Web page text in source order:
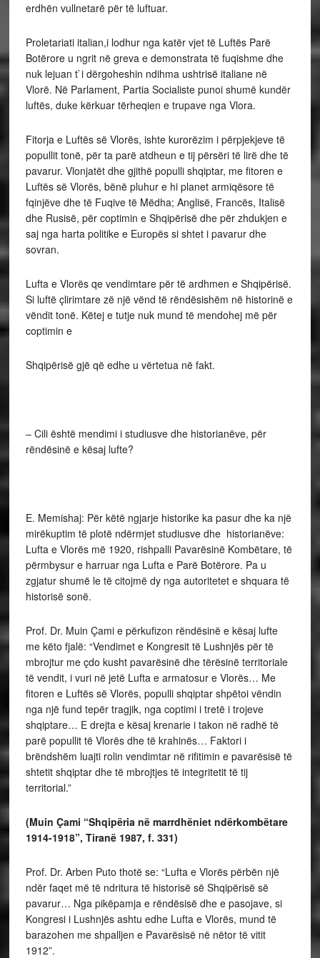
erdhën vullnetarë për të luftuar.
Proletariati italian,i lodhur nga katër vjet të Luftës Parë
Botërore u ngrit në greva e demonstrata të fuqishme dhe
nuk lejuan t`i dërgoheshin ndihma ushtrisë italiane në
Vlorë. Në Parlament, Partia Socialiste punoi shumë kundër
luftës, duke kërkuar tërheqien e trupave nga Vlora.
Fitorja e Luftës së Vlorës, ishte kurorëzim i përpjekjeve të
popullit tonë, për ta parë atdheun e tij përsëri të lirë dhe të
pavarur. Vlonjatët dhe gjithë populli shqiptar, me fitoren e
Luftës së Vlorës, bënë pluhur e hi planet armiqësore të
fqinjëve dhe të Fuqive të Mëdha; Anglisë, Francës, Italisë
dhe Rusisë, për coptimin e Shqipërisë dhe për zhdukjen e
saj nga harta politike e Europës si shtet i pavarur dhe
sovran.
Lufta e Vlorës qe vendimtare për të ardhmen e Shqipërisë.
Si luftë çlirimtare zë një vënd të rëndësishëm në historinë e
vëndit tonë. Këtej e tutje nuk mund të mendohej më për
coptimin e
Shqipërisë gjë që edhe u vërtetua në fakt.
– Cili është mendimi i studiusve dhe historianëve, për
rëndësinë e kësaj lufte?
E. Memishaj: Për këtë ngjarje historike ka pasur dhe ka një
mirëkuptim të plotë ndërmjet studiusve dhe historianëve:
Lufta e Vlorës më 1920, rishpalli Pavarësinë Kombëtare, të
përmbysur e harruar nga Lufta e Parë Botërore. Pa u
zgjatur shumë le të citojmë dy nga autoritetet e shquara të
historisë sonë.
Prof. Dr. Muin Çami e përkufizon rëndësinë e kësaj lufte
me këto fjalë: “Vendimet e Kongresit të Lushnjës për të
mbrojtur me çdo kusht pavarësinë dhe tërësinë territoriale
të vendit, i vuri në jetë Lufta e armatosur e Vlorës… Me
fitoren e Luftës së Vlorës, populli shqiptar shpëtoi vëndin
nga një fund tepër tragjik, nga coptimi i tretë i trojeve
shqiptare… E drejta e kësaj krenarie i takon në radhë të
parë popullit të Vlorës dhe të krahinës… Faktori i
brëndshëm luajti rolin vendimtar në rifitimin e pavarësisë të
shtetit shqiptar dhe të mbrojtjes të integritetit të tij
territorial.”
(Muin Çami “Shqipëria në marrdhëniet ndërkombëtare
1914-1918”, Tiranë 1987, f. 331)
Prof. Dr. Arben Puto thotë se: “Lufta e Vlorës përbën një
ndër faqet më të ndritura të historisë së Shqipërisë së
pavarur… Nga pikëpamja e rëndësisë dhe e pasojave, si
Kongresi i Lushnjës ashtu edhe Lufta e Vlorës, mund të
barazohen me shpalljen e Pavarësisë në nëtor të vitit
1912”.